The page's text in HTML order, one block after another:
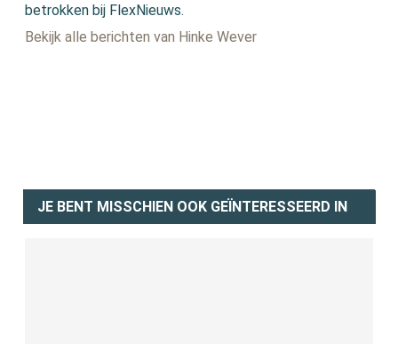
betrokken bij FlexNieuws.
Bekijk alle berichten van Hinke Wever
JE BENT MISSCHIEN OOK GEÏNTERESSEERD IN